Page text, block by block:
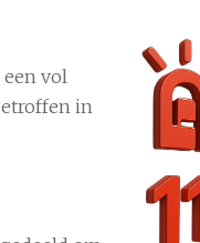
vol
in